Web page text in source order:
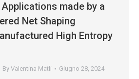
made by a
Net Shaping
High Entropy
By Valentina Matli Giugno 28, 2024